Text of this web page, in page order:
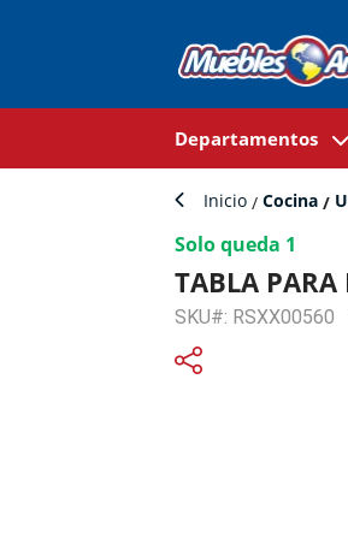
Departamentos
Inicio Cocina
Solo queda 1
TABLA PARA
SKU#: RSXX00560